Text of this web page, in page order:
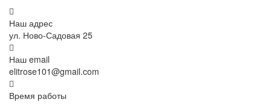
Наш адрес
ул. Ново-Садовая 25
Наш email
elitrose101@gmail.com
Время работы